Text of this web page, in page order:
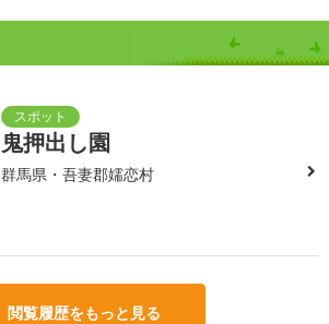
鬼押出し園
群馬県・吾妻郡嬬恋村
閲覧履歴をもっと見る